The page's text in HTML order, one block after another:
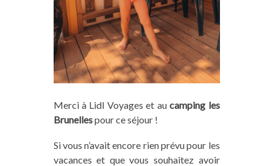
Merci à Lidl Voyages et aucamping les
Brunellespour ce séjour !
Si vous n’avait encore rien prévu pour les
vacances et que vous souhaitez avoir